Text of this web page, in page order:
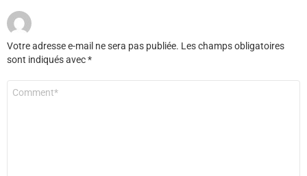
Votre adresse e-mail ne sera pas publiée. Les champs obligatoires
sont indiqués avec*